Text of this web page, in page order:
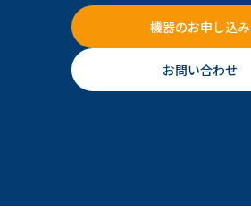
機器のお申し込み
お問い合わせ